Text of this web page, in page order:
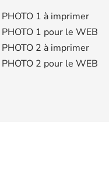
PHOTO 1 à imprimer
PHOTO 1 pour le WEB
PHOTO 2 à imprimer
PHOTO 2 pour le WEB